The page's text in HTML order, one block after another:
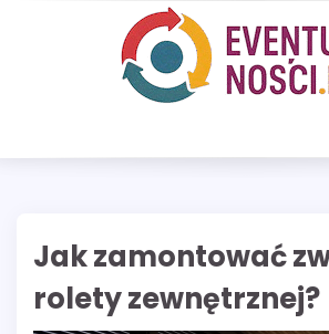
Jak zamontować
rolety zewnętrznej?